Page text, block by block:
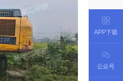
APP下载
公众号